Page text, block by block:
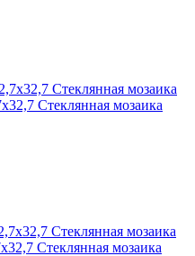
Стеклянная мозаика
Стеклянная мозаика